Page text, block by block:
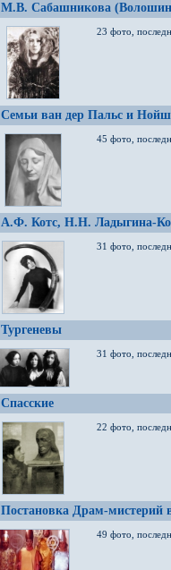
М.В. Сабашникова
23 фото,
Семьи ван дер Пальс и
45 фото,
А.Ф. Котс, Н.Н. Ладыгина-
31 фото,
Тургеневы
31 фото,
Спасские
22 фото,
Постановка Драм-мистерий
49 фото,